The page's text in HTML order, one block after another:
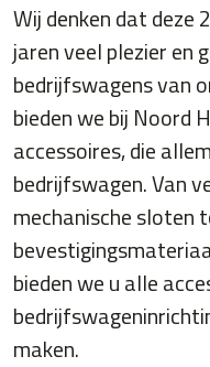
Wij denken dat deze
jaren veel plezier en
bedrijfswagens van
bieden we bij Noord
accessoires, die
bedrijfswagen. Van
mechanische sloten
bieden we u alle
maken.